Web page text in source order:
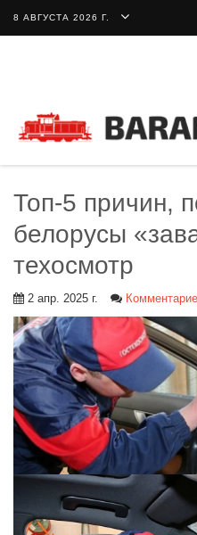
8 АВГУСТА 2026 Г.
Топ-5 причин,
белорусы
техосмотр
2 апр. 2025 г.